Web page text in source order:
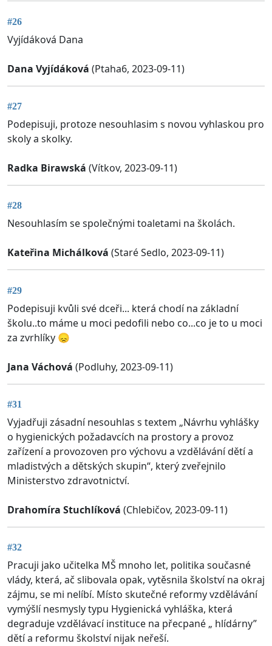
#26
Vyjídáková Dana
Dana Vyjídáková (Ptaha6, 2023-09-11)
#27
Podepisuji, protoze nesouhlasim s novou vyhlaskou pro
skoly a skolky.
Radka Birawská (Vítkov, 2023-09-11)
#28
Nesouhlasím se společnými toaletami na školách.
Kateřina Michálková (Staré Sedlo, 2023-09-11)
#29
Podepisuji kvůli své dceři... která chodí na základní
školu..to máme u moci pedofili nebo co...co je to u moci
za zvrhlíky 😞
Jana Váchová (Podluhy, 2023-09-11)
#31
Vyjadřuji zásadní nesouhlas s textem „Návrhu vyhlášky
o hygienických požadavcích na prostory a provoz
zařízení a provozoven pro výchovu a vzdělávání dětí a
mladistvých a dětských skupin“, který zveřejnilo
Ministerstvo zdravotnictví.
Drahomíra Stuchlíková (Chlebičov, 2023-09-11)
#32
Pracuji jako učitelka MŠ mnoho let, politika současné
vlády, která, ač slibovala opak, vytěsnila školství na okraj
zájmu, se mi nelíbí. Místo skutečné reformy vzdělávání
vymýšlí nesmysly typu Hygienická vyhláška, která
degraduje vzdělávací instituce na přecpané „ hlídárny”
dětí a reformu školství nijak neřeší.